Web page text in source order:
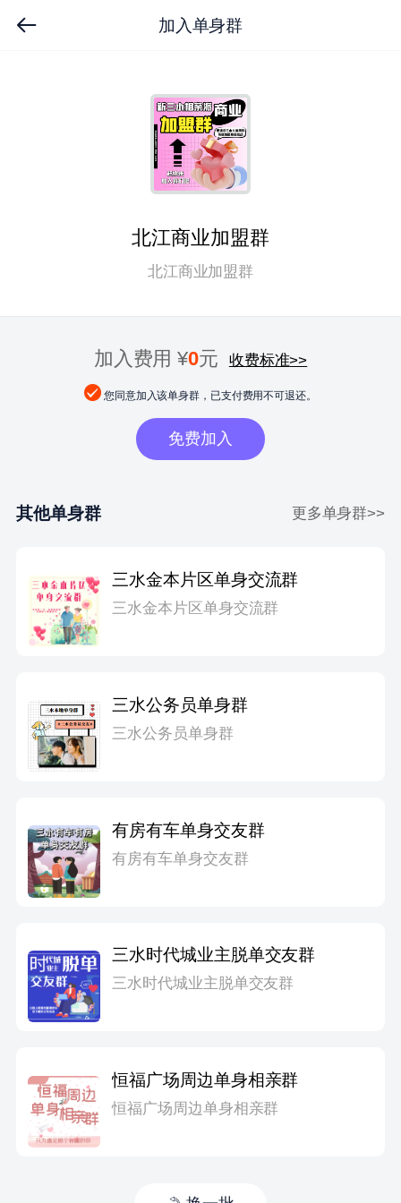
加入单身群
北江商业加盟群
北江商业加盟群
加入费用 ¥0元 收费标准>>
您同意加入该单身群，已支付费用不可退还。
免费加入
其他单身群 更多单身群>>
三水金本片区单身交流群
三水金本片区单身交流群
三水公务员单身群
三水公务员单身群
有房有车单身交友群
有房有车单身交友群
三水时代城业主脱单交友群
三水时代城业主脱单交友群
恒福广场周边单身相亲群
恒福广场周边单身相亲群